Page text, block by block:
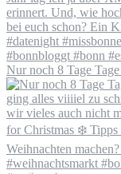
Nur noch 8 Tage